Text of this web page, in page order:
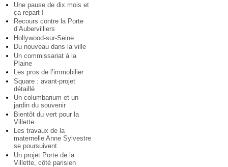
Une pause de dix mois et
ça repart !
Recours contre la Porte
d’Aubervilliers
Hollywood-sur-Seine
Du nouveau dans la ville
Un commissariat à la
Plaine
Les pros de l’immobilier
Square : avant-projet
détaillé
Un columbarium et un
jardin du souvenir
Bientôt du vert pour la
Villette
Les travaux de la
maternelle Anne Sylvestre
se poursuivent
Un projet Porte de la
Villette, côté parisien